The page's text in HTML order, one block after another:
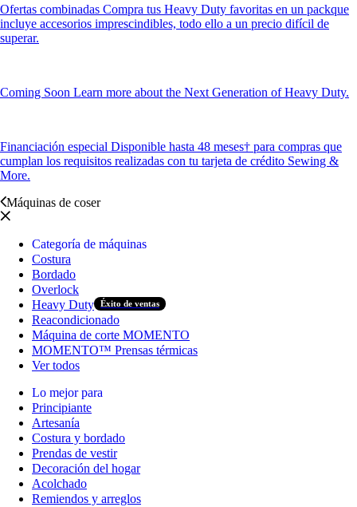
Ofertas combinadas Compra tus Heavy Duty favoritas en un packque
incluye accesorios imprescindibles, todo ello a un precio difícil de
superar.
Coming Soon Learn more about the Next Generation of Heavy Duty.
Financiación especial Disponible hasta 48 meses† para compras que
cumplan los requisitos realizadas con tu tarjeta de crédito Sewing &
More.
Máquinas de coser
Categoría de máquinas
Costura
Bordado
Overlock
Heavy Duty
Éxito de ventas
Reacondicionado
Máquina de corte MOMENTO
MOMENTO™ Prensas térmicas
Ver todos
Lo mejor para
Principiante
Artesanía
Costura y bordado
Prendas de vestir
Decoración del hogar
Acolchado
Remiendos y arreglos